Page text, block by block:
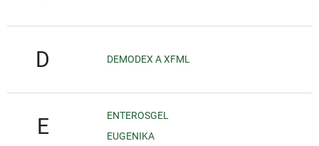
D DEMODEX A XFML
E
ENTEROSGEL
EUGENIKA